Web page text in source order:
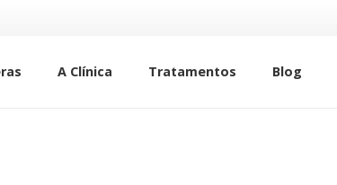
A Clínica Tratamentos Blog